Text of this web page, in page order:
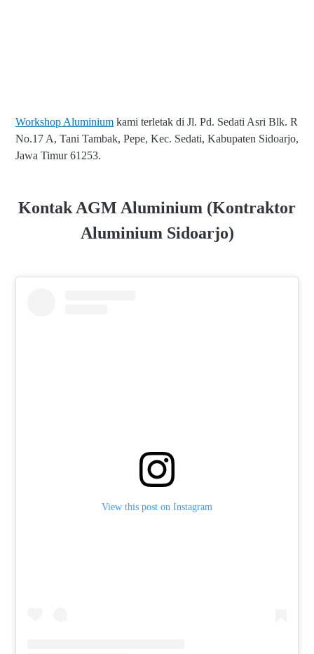
Workshop Aluminium kami terletak di Jl. Pd. Sedati Asri Blk. R
No.17 A, Tani Tambak, Pepe, Kec. Sedati, Kabupaten Sidoarjo,
Jawa Timur 61253.
Kontak AGM Aluminium (Kontraktor
Aluminium Sidoarjo)
View this post on Instagram